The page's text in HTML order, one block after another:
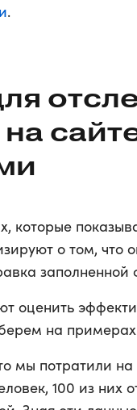
.
которые
о том, что
оценить
на
мы потратили
100 из них